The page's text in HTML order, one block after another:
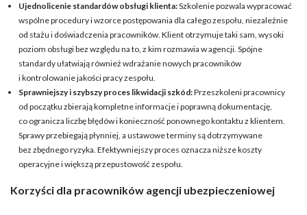
Ujednolicenie standardów obsługi klienta:Szkolenie pozwala wypracować
wspólne procedury i wzorce postępowania dla całego zespołu, niezależnie
od stażu i doświadczenia pracowników. Klient otrzymuje taki sam, wysoki
poziom obsługi bez względu na to, z kim rozmawia w agencji. Spójne
standardy ułatwiają również wdrażanie nowych pracowników
i kontrolowanie jakości pracy zespołu.
Sprawniejszy i szybszy proces likwidacji szkód:Przeszkoleni pracownicy
od początku zbierają kompletne informacje i poprawną dokumentację,
co ogranicza liczbę błędów i konieczność ponownego kontaktu z klientem.
Sprawy przebiegają płynniej, a ustawowe terminy są dotrzymywane
bez zbędnego ryzyka. Efektywniejszy proces oznacza niższe koszty
operacyjne i większą przepustowość zespołu.
Korzyści dla pracowników agencji ubezpieczeniowej